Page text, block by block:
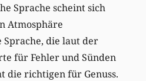
Sprache scheint sich
Atmosphäre
die laut der
für Fehler und Sünden
die richtigen für Genuss.